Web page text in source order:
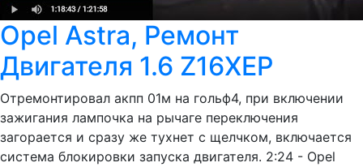
Opel Astra, Ремонт
Двигателя 1.6 Z16XEP
Отремонтировал акпп 01м на гольф4, при включении
зажигания лампочка на рычаге переключения
загорается и сразу же тухнет с щелчком, включается
система блокировки запуска двигателя. 2:24 - Opel